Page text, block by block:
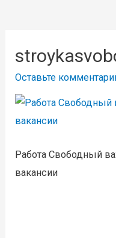
Оставьте
Работа Свободный
вакансии